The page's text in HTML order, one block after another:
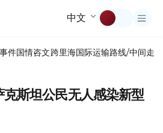
中文
事件国情咨文跨里海国际运输路线/中间走廊
斯坦公民无人感染新型